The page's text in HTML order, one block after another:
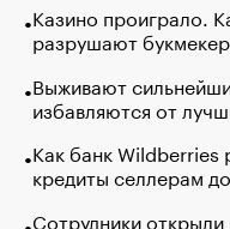
Казино проиграло.
разрушают
Выживают
избавляются от
Как банк Wildberries
кредиты селлерам
Сотрудники